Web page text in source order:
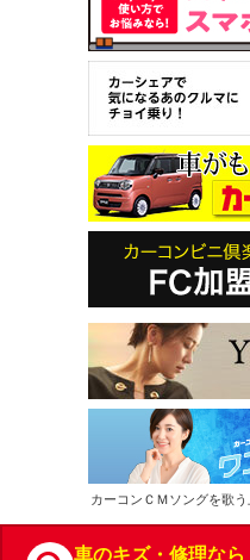
車のキズ・修理なら
カーコンＣＭソングを歌